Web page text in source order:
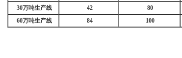
30万吨生产线 42 80
60万吨生产线 84 100